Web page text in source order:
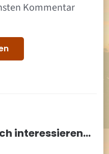
Kommentar
interessieren...